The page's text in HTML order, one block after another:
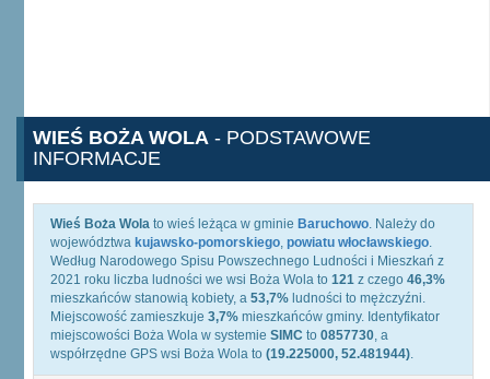
WIEŚ BOŻA WOLA - PODSTAWOWE
INFORMACJE
Wieś Boża Wola to wieś leżąca w gminie Baruchowo. Należy do
województwa kujawsko-pomorskiego, powiatu włocławskiego.
Według Narodowego Spisu Powszechnego Ludności i Mieszkań z
2021 roku liczba ludności we wsi Boża Wola to 121 z czego 46,3%
mieszkańców stanowią kobiety, a 53,7% ludności to mężczyźni.
Miejscowość zamieszkuje 3,7% mieszkańców gminy. Identyfikator
miejscowości Boża Wola w systemie SIMC to 0857730, a
współrzędne GPS wsi Boża Wola to (19.225000, 52.481944).